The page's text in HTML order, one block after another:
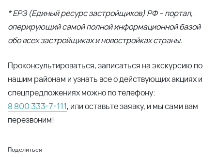
* ЕРЗ (Единый ресурс застройщиков) РФ – портал,
оперирующий самой полной информационной базой
обо всех застройщиках и новостройках страны.
Проконсультироваться, записаться на экскурсию по
нашим районам и узнать все о действующих акциях и
спецпредложениях можно по телефону:
8 800 333-7-111, или оставьте заявку, и мы сами вам
перезвоним!
Поделиться